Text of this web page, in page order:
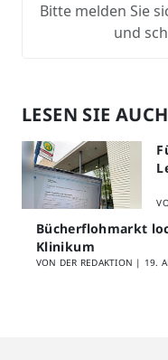
Bitte melden Sie
und
LESEN SIE AUCH
Bücherflohmarkt
Klinikum
VON DER REDAKTION | 19.